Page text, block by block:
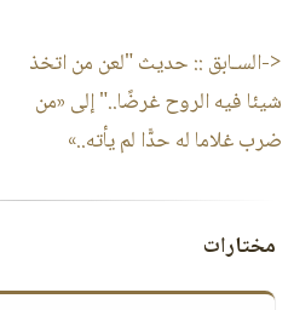
<-السـابق :: حديث "لعن من اتخذ
شيئا فيه الروح غرضًا.." إلى «من
ضرب غلاما له حدًّا لم يأته..»
مختارات